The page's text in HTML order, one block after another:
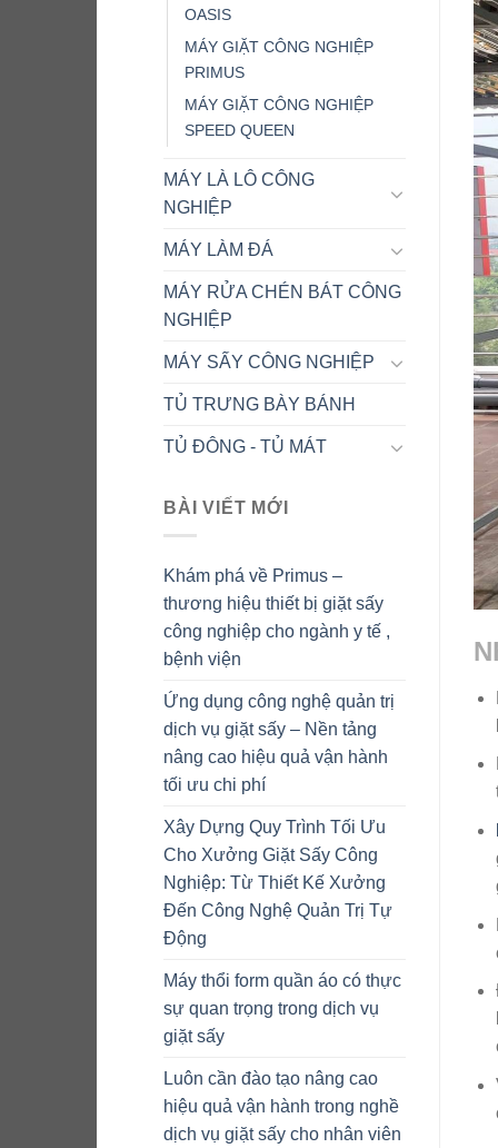
OASIS
MÁY GIẶT CÔNG NGHIỆP
PRIMUS
MÁY GIẶT CÔNG NGHIỆP
SPEED QUEEN
MÁY LÀ LÔ CÔNG
NGHIỆP
MÁY LÀM ĐÁ
MÁY RỬA CHÉN BÁT CÔNG
NGHIỆP
MÁY SẤY CÔNG NGHIỆP
TỦ TRƯNG BÀY BÁNH
TỦ ĐÔNG - TỦ MÁT
BÀI VIẾT MỚI
Khám phá về Primus –
thương hiệu thiết bị giặt sấy
công nghiệp cho ngành y tế ,
bệnh viện
Ứng dụng công nghệ quản trị
dịch vụ giặt sấy – Nền tảng
nâng cao hiệu quả vận hành
tối ưu chi phí
Xây Dựng Quy Trình Tối Ưu
Cho Xưởng Giặt Sấy Công
Nghiệp: Từ Thiết Kế Xưởng
Đến Công Nghệ Quản Trị Tự
Động
Máy thổi form quần áo có thực
sự quan trọng trong dịch vụ
giặt sấy
Luôn cần đào tạo nâng cao
hiệu quả vận hành trong nghề
dịch vụ giặt sấy cho nhân viên